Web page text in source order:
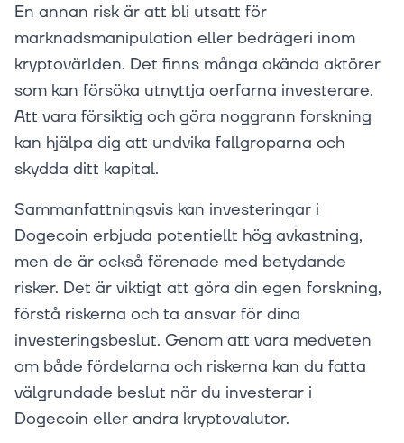
En annan risk är att bli utsatt för
marknadsmanipulation eller bedrägeri inom
kryptovärlden. Det finns många okända aktörer
som kan försöka utnyttja oerfarna investerare.
Att vara försiktig och göra noggrann forskning
kan hjälpa dig att undvika fallgroparna och
skydda ditt kapital.
Sammanfattningsvis kan investeringar i
Dogecoin erbjuda potentiellt hög avkastning,
men de är också förenade med betydande
risker. Det är viktigt att göra din egen forskning,
förstå riskerna och ta ansvar för dina
investeringsbeslut. Genom att vara medveten
om både fördelarna och riskerna kan du fatta
välgrundade beslut när du investerar i
Dogecoin eller andra kryptovalutor.